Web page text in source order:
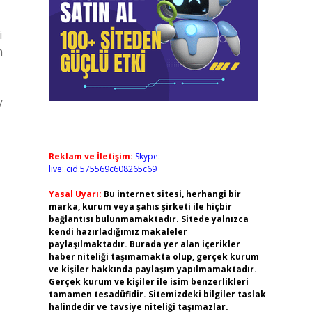
Reklam ve İletişim: Skype:
live:.cid.575569c608265c69
Yasal Uyarı: Bu internet sitesi, herhangi bir
marka, kurum veya şahıs şirketi ile hiçbir
bağlantısı bulunmamaktadır. Sitede yalnızca
kendi hazırladığımız makaleler
paylaşılmaktadır. Burada yer alan içerikler
haber niteliği taşımamakta olup, gerçek kurum
ve kişiler hakkında paylaşım yapılmamaktadır.
Gerçek kurum ve kişiler ile isim benzerlikleri
tamamen tesadüfidir. Sitemizdeki bilgiler taslak
halindedir ve tavsiye niteliği taşımazlar.